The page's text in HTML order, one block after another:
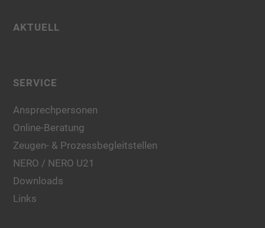
AKTUELL
SERVICE
Ansprechpersonen
Online-Beratung
Zeugen- & Prozessbegleitstellen
NERO / NERO U21
Downloads
Links